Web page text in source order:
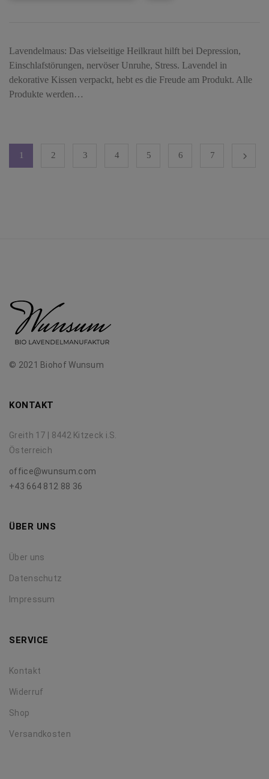
Lavendelmaus: Das vielseitige Heilkraut hilft bei Depression,
Einschlafstörungen, nervöser Unruhe, Stress. Lavendel in
dekorative Kissen verpackt, hebt es die Freude am Produkt. Alle
Produkte werden…
1 2 3 4 5 6 7
© 2021 Biohof Wunsum
KONTAKT
Greith 17 | 8442 Kitzeck i.S.
Österreich
office@wunsum.com
+43 664 812 88 36
ÜBER UNS
Über uns
Datenschutz
Impressum
SERVICE
Kontakt
Widerruf
Shop
Versandkosten